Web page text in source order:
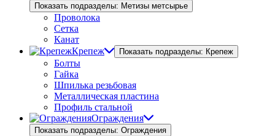
Показать подразделы: Метизы метсырье
Проволока
Сетка
Канат
Крепеж
Показать подразделы: Крепеж
Болты
Гайка
Шпилька резьбовая
Металлическая пластина
Профиль стальной
Ограждения
Показать подразделы: Ограждения